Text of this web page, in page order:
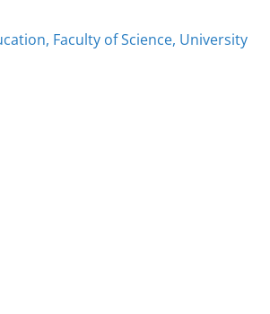
Faculty of Science, University